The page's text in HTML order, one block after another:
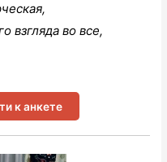
взгляда во все,
к анкете